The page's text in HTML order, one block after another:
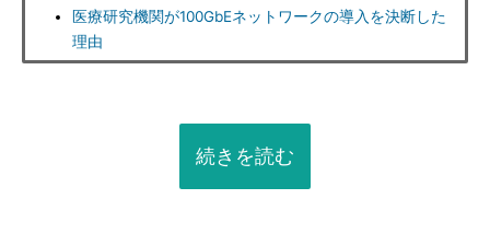
医療研究機関が100GbEネットワークの導入を決断した
理由
続きを読む